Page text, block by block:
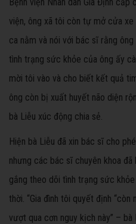
viện, ông xã tôi còn tự mở cửa
ca nằm và nói với bác sĩ rằng
tình trạng sức khỏe của ông ấy
mời tôi vào và cho biết kết quả
ông còn bị xuất huyết não diện
bà Liễu xúc động chia sẻ.
Hiện bà Liễu đã xin bác sĩ cho
nhưng các bác sĩ chuyên khoa
gắng theo dõi tình trạng sức
thời. “Gia đình tôi quyết định
vượt qua cơn nguy kịch này” – bà